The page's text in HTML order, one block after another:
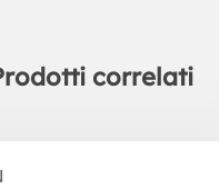
correlati